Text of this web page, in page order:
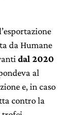
da Humane
dal 2020
al
e, in caso
contro la